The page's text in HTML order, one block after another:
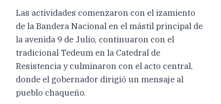
Las actividades comenzaron con el izamiento
de la Bandera Nacional en el mástil principal de
la avenida 9 de Julio, continuaron con el
tradicional Tedeum en la Catedral de
Resistencia y culminaron con el acto central,
donde el gobernador dirigió un mensaje al
pueblo chaqueño.